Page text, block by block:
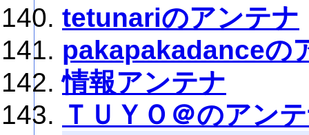
tetunariのアンテナ
pakapakadanceの
情報アンテナ
ＴＵＹＯ＠のアン